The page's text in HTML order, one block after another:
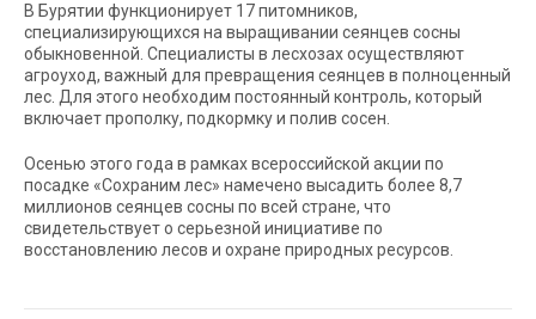
В Бурятии функционирует 17 питомников,
специализирующихся на выращивании сеянцев сосны
обыкновенной. Специалисты в лесхозах осуществляют
агроуход, важный для превращения сеянцев в полноценный
лес. Для этого необходим постоянный контроль, который
включает прополку, подкормку и полив сосен.
Осенью этого года в рамках всероссийской акции по
посадке «Сохраним лес» намечено высадить более 8,7
миллионов сеянцев сосны по всей стране, что
свидетельствует о серьезной инициативе по
восстановлению лесов и охране природных ресурсов.